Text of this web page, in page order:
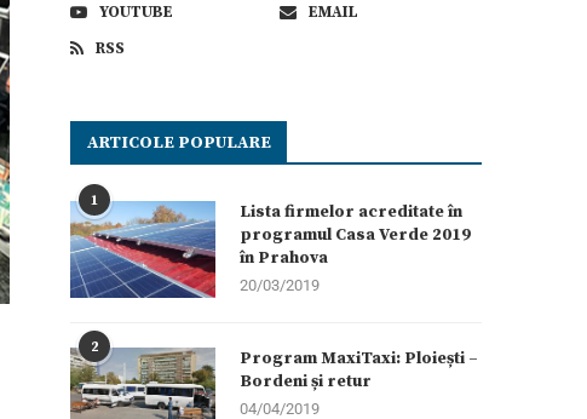
YOUTUBE
EMAIL
RSS
ARTICOLE POPULARE
1
Lista firmelor acreditate în
programul Casa Verde 2019
în Prahova
20/03/2019
2
Program MaxiTaxi: Ploiești –
Bordeni și retur
04/04/2019